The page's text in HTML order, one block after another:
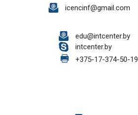
icencinf@gmail.com
edu@intcenter.by
intcenter.by
+375-17-374-50-19